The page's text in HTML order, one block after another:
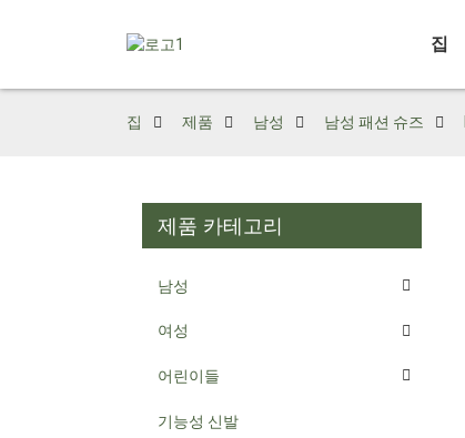
집
집 제품 남성 남성 패션 슈즈
제품 카테고리
남성
여성
어린이들
기능성 신발
Loading...
Loading...